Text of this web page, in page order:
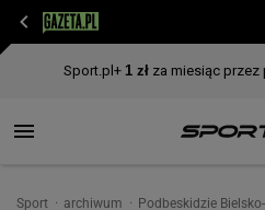
Sport archiwum Podbeskidzie